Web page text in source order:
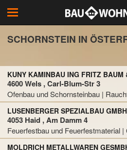
Toggle
navigation
SCHORNSTEIN IN
KUNY KAMINBAU ING FRITZ BAUM
4600 Wels , Carl-Blum-Str 3
LUSENBERGER SPEZIALBAU GMBH
4053 Haid , Am Damm 4
MOLDRICH METALLWAREN